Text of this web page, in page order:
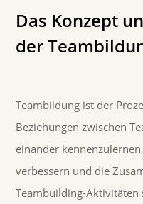
Das Konzept
der
Teambildung ist der
Beziehungen zwischen
einander
verbessern und die
Teambuilding-Aktivitäten